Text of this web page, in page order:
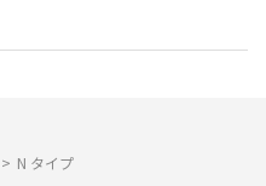
> N タイプ